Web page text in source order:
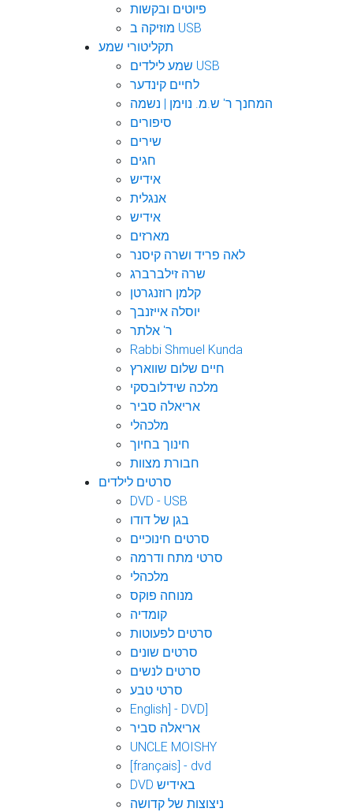
פיוטים ובקשות
מוזיקה ב USB
תקליטורי שמע
שמע לילדים USB
לחיים קינדער
המחנך ר' ש.מ. נוימן | נשמה
סיפורים
שירים
חגים
אידיש
אנגלית
אידיש
מארזים
לאה פריד ושרה קיסנר
שרה זילברברג
קלמן רוזנגרטן
יוסלה אייזנבך
ר' אלתר
Rabbi Shmuel Kunda
חיים שלום שווארץ
מלכה שידלובסקי
אריאלה סביר
מלכהלי
חינוך בחיוך
חבורת מצוות
סרטים לילדים
DVD - USB
בגן של דודו
סרטים חינוכיים
סרטי מתח ודרמה
מלכהלי
מנוחה פוקס
קומדיה
סרטים לפעוטות
סרטים שונים
סרטים לנשים
סרטי טבע
English] - DVD]
אריאלה סביר
UNCLE MOISHY
[français] - dvd
DVD באידיש
ניצוצות של קדושה